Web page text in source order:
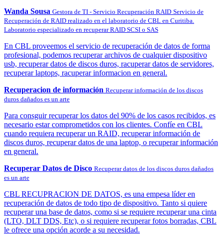
Wanda Sousa Gestora de TI - Servicio Recuperación RAID Servicio de
Recuperación de RAID realizado en el laboratorio de CBL en Curitiba.
Laboratorio especializado en recuperar RAID SCSI o SAS
En CBL proveemos el servicio de recuperación de datos de forma
profesional, podemos recuperar archivos de cualquier dispositivo
usb, recuperar datos de discos duros, racuperar datos de servidores,
recuperar laptops, racuperar informacion en general.
Recuperacion de información Recuperar información de los discos
duros dañados es un arte
Para consguir recuperar los datos del 90% de los casos recibidos, es
necesario estar comprometidos con los clientes. Confíe en CBL
cuando requiera recuperar un RAID, recuperar información de
discos duros, recuperar datos de una laptop, o recuperar información
en general.
Recuperar Datos de Disco Recuperar datos de los discos duros dañados
es un arte
CBL RECUPRACION DE DATOS, es una empesa líder en
recuperación de datos de todo tipo de dispositivo. Tanto si quiere
recuperar una base de datos, como si se requiere recuperar una cinta
(LTO, DLT DDS, Etc), o si requiere recuperar fotos borradas, CBL
le ofrece una opción acorde a su necesidad.